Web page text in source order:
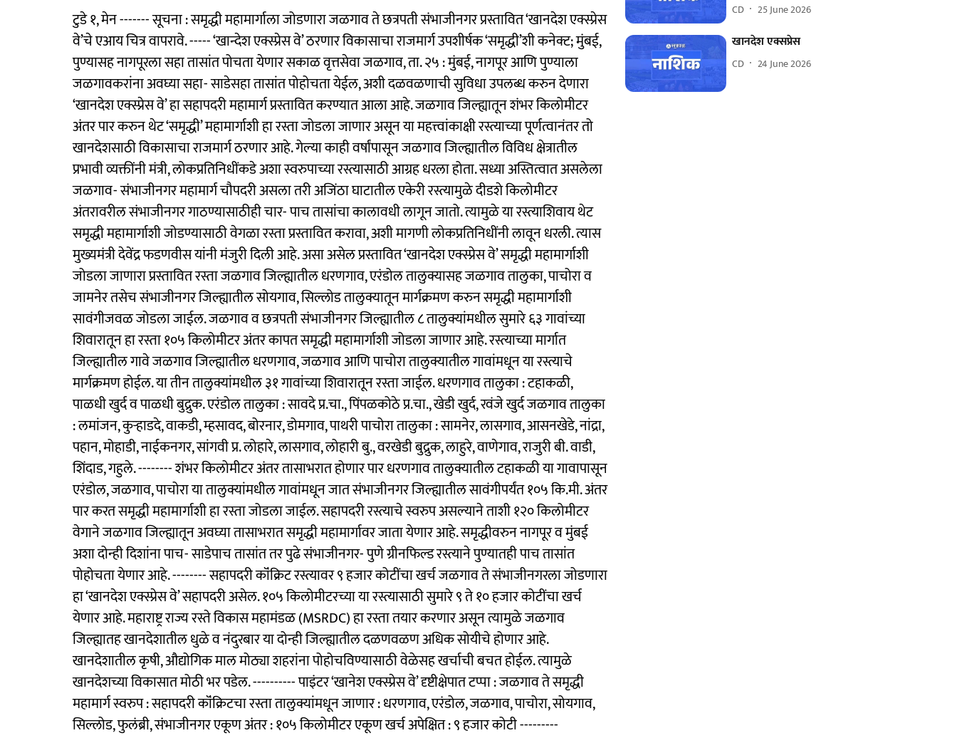
टुडे १, मेन ------- सूचना : समृद्धी महामार्गाला जोडणारा जळगाव ते छत्रपती संभाजीनगर प्रस्तावित ‘खानदेश एक्स्प्रेस
वे’चे एआय चित्र वापरावे. ----- ‘खान्देश एक्स्प्रेस वे’ ठरणार विकासाचा राजमार्ग उपशीर्षक ‘समृद्धी’शी कनेक्ट; मुंबई,
पुण्यासह नागपूरला सहा तासांत पोचता येणार सकाळ वृत्तसेवा जळगाव, ता. २५ : मुंबई, नागपूर आणि पुण्याला
जळगावकरांना अवघ्या सहा- साडेसहा तासांत पोहोचता येईल, अशी दळवळणाची सुविधा उपलब्ध करुन देणारा
‘खानदेश एक्स्प्रेस वे’ हा सहापदरी महामार्ग प्रस्तावित करण्यात आला आहे. जळगाव जिल्ह्यातून शंभर किलोमीटर
अंतर पार करुन थेट ‘समृद्धी’ महामार्गाशी हा रस्ता जोडला जाणार असून या महत्त्वांकाक्षी रस्त्याच्या पूर्णत्वानंतर तो
खानदेशसाठी विकासाचा राजमार्ग ठरणार आहे. गेल्या काही वर्षांपासून जळगाव जिल्ह्यातील विविध क्षेत्रातील
प्रभावी व्यक्तींनी मंत्री, लोकप्रतिनिधींकडे अशा स्वरुपाच्या रस्त्यासाठी आग्रह धरला होता. सध्या अस्तित्वात असलेला
जळगाव- संभाजीनगर महामार्ग चौपदरी असला तरी अजिंठा घाटातील एकेरी रस्त्यामुळे दीडशे किलोमीटर
अंतरावरील संभाजीनगर गाठण्यासाठीही चार- पाच तासांचा कालावधी लागून जातो. त्यामुळे या रस्त्याशिवाय थेट
समृद्धी महामार्गाशी जोडण्यासाठी वेगळा रस्ता प्रस्तावित करावा, अशी मागणी लोकप्रतिनिधींनी लावून धरली. त्यास
मुख्यमंत्री देवेंद्र फडणवीस यांनी मंजुरी दिली आहे. असा असेल प्रस्तावित ‘खानदेश एक्स्प्रेस वे’ समृद्धी महामार्गाशी
जोडला जाणारा प्रस्तावित रस्ता जळगाव जिल्ह्यातील धरणगाव, एरंडोल तालुक्यासह जळगाव तालुका, पाचोरा व
जामनेर तसेच संभाजीनगर जिल्ह्यातील सोयगाव, सिल्लोड तालुक्यातून मार्गक्रमण करुन समृद्धी महामार्गाशी
सावंगीजवळ जोडला जाईल. जळगाव व छत्रपती संभाजीनगर जिल्ह्यातील ८ तालुक्यांमधील सुमारे ६३ गावांच्या
शिवारातून हा रस्ता १०५ किलोमीटर अंतर कापत समृद्धी महामार्गाशी जोडला जाणार आहे. रस्त्याच्या मार्गात
जिल्ह्यातील गावे जळगाव जिल्ह्यातील धरणगाव, जळगाव आणि पाचोरा तालुक्यातील गावांमधून या रस्त्याचे
मार्गक्रमण होईल. या तीन तालुक्यांमधील ३१ गावांच्या शिवारातून रस्ता जाईल. धरणगाव तालुका : टहाकळी,
पाळधी खुर्द व पाळधी बुद्रुक. एरंडोल तालुका : सावदे प्र.चा., पिंपळकोठे प्र.चा., खेडी खुर्द, रवंजे खुर्द जळगाव तालुका
: लमांजन, कुऱ्हाडदे, वाकडी, म्हसावद, बोरनार, डोमगाव, पाथरी पाचोरा तालुका : सामनेर, लासगाव, आसनखेडे, नांद्रा,
पहान, मोहाडी, नाईकनगर, सांगवी प्र. लोहारे, लासगाव, लोहारी बु., वरखेडी बुद्रुक, लाहुरे, वाणेगाव, राजुरी बी. वाडी,
शिंदाड, गहुले. -------- शंभर किलोमीटर अंतर तासाभरात होणार पार धरणगाव तालुक्यातील टहाकळी या गावापासून
एरंडोल, जळगाव, पाचोरा या तालुक्यांमधील गावांमधून जात संभाजीनगर जिल्ह्यातील सावंगीपर्यंत १०५ कि.मी. अंतर
पार करत समृद्धी महामार्गाशी हा रस्ता जोडला जाईल. सहापदरी रस्त्याचे स्वरुप असल्याने ताशी १२० किलोमीटर
वेगाने जळगाव जिल्ह्यातून अवघ्या तासाभरात समृद्धी महामार्गावर जाता येणार आहे. समृद्धीवरुन नागपूर व मुंबई
अशा दोन्ही दिशांना पाच- साडेपाच तासांत तर पुढे संभाजीनगर- पुणे ग्रीनफिल्ड रस्त्याने पुण्यातही पाच तासांत
पोहोचता येणार आहे. -------- सहापदरी कॉंक्रिट रस्त्यावर ९ हजार कोटींचा खर्च जळगाव ते संभाजीनगरला जोडणारा
हा ‘खानदेश एक्स्प्रेस वे’ सहापदरी असेल. १०५ किलोमीटरच्या या रस्त्यासाठी सुमारे ९ ते १० हजार कोटींचा खर्च
येणार आहे. महाराष्ट्र राज्य रस्ते विकास महामंडळ (MSRDC) हा रस्ता तयार करणार असून त्यामुळे जळगाव
जिल्ह्यातह खानदेशातील धुळे व नंदुरबार या दोन्ही जिल्ह्यातील दळणवळण अधिक सोयीचे होणार आहे.
खानदेशातील कृषी, औद्योगिक माल मोठ्या शहरांना पोहोचविण्यासाठी वेळेसह खर्चाची बचत होईल. त्यामुळे
खानदेशच्या विकासात मोठी भर पडेल. ---------- पाइंटर ‘खानेश एक्स्प्रेस वे’ दृष्टीक्षेपात टप्पा : जळगाव ते समृद्धी
महामार्ग स्वरुप : सहापदरी कॉंक्रिटचा रस्ता तालुक्यांमधून जाणार : धरणगाव, एरंडोल, जळगाव, पाचोरा, सोयगाव,
सिल्लोड, फुलंब्री, संभाजीनगर एकूण अंतर : १०५ किलोमीटर एकूण खर्च अपेक्षित : ९ हजार कोटी ---------
CD 25 June 2026
खानदेश एक्सप्रेस
CD 24 June 2026